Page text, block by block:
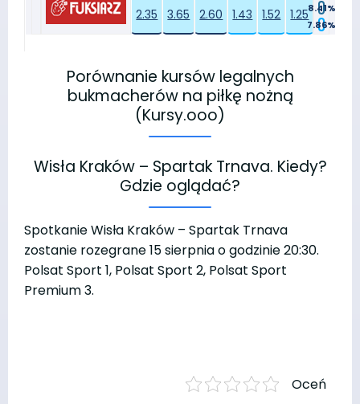
2.35 3.65 2.60 1.43 1.52 1.258.41%
7.86%
Porównanie kursów legalnych
bukmacherów na piłkę nożną
(Kursy.ooo)
Wisła Kraków – Spartak Trnava. Kiedy?
Gdzie oglądać?
Spotkanie Wisła Kraków – Spartak Trnava
zostanie rozegrane 15 sierpnia o godzinie 20:30.
Polsat Sport 1, Polsat Sport 2, Polsat Sport
Premium 3.
Oceń